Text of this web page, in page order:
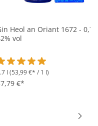
von 5 Sternen
Heol an Oriant 1672 - 0,7L
vol
l (53,99 €* / 1 l)
€*